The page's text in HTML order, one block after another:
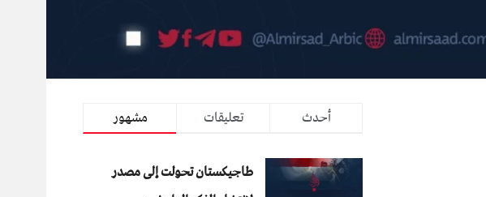
مشهور تعليقات أحدث
طاجيكستان تحولت إلى مصدر